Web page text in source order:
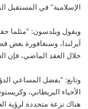
الإسلامية” في المستقبل
ويقول ويلدسون: “مثلما
آيرلندا، وسنغافورة بعض
خلال العقد الماضي، فإن
وتابع: “بفضل المساعي
الأحياء البريطاني،
هناك نزعة متجددة لرؤية